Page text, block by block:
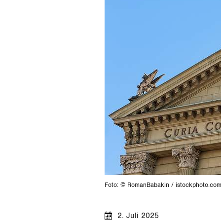
Foto: © RomanBabakin / istockphoto.com
2. Juli 2025